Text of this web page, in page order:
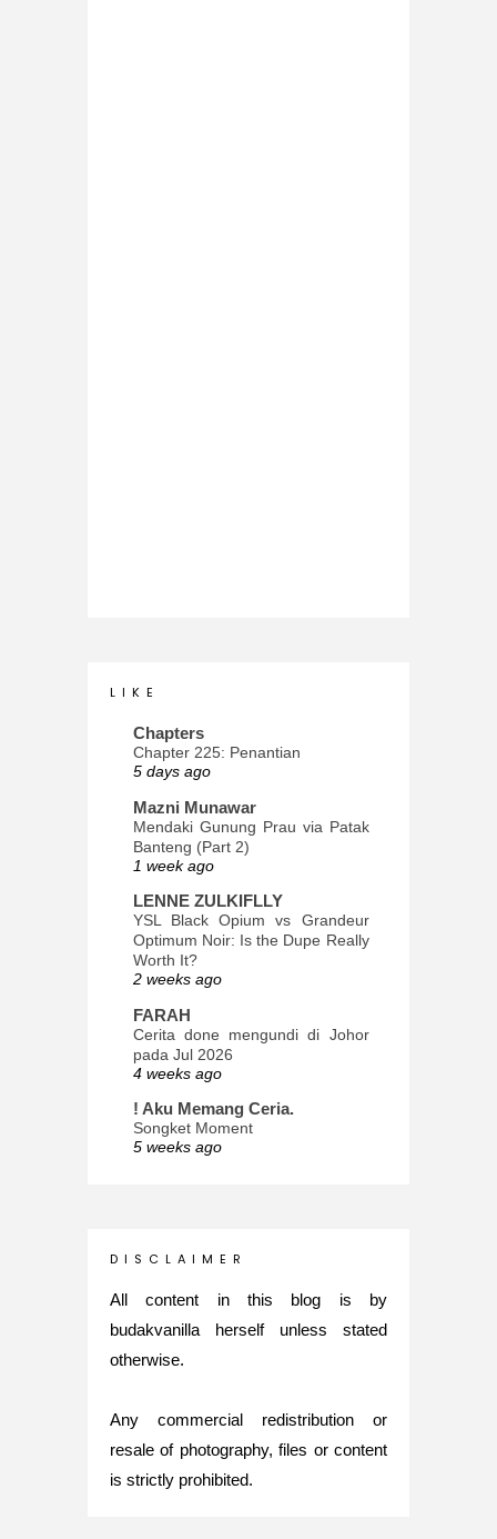
L I K E
Chapters
Chapter 225: Penantian
5 days ago
Mazni Munawar
Mendaki Gunung Prau via Patak
Banteng (Part 2)
1 week ago
LENNE ZULKIFLLY
YSL Black Opium vs Grandeur
Optimum Noir: Is the Dupe Really
Worth It?
2 weeks ago
FARAH
Cerita done mengundi di Johor
pada Jul 2026
4 weeks ago
! Aku Memang Ceria.
Songket Moment
5 weeks ago
INTROVERTED GIRL
Glory of Special Forces!
Maria Elena
What's up
Nurul Rasya
Back in Japan for My PhD: 2024
Recap of New Challenge
8 months ago
D I S C L A I M E R
All content in this blog is by
budakvanilla herself unless stated
otherwise.
Any commercial redistribution or
resale of photography, files or content
is strictly prohibited.